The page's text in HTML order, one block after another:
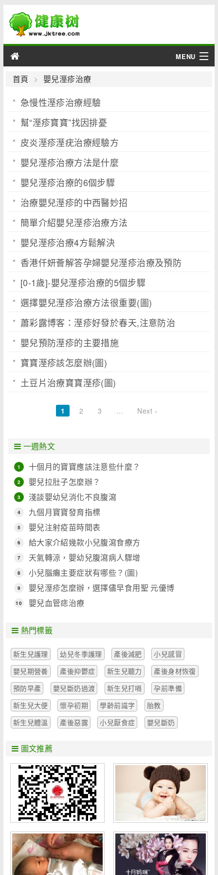
MENU
男性
女性
育兒
老人
疾病
首頁 嬰兒溼疹治療
急慢性溼疹治療經驗
幫“溼疹寶寶”找因排憂
皮炎溼疹溼疣治療經驗方
嬰兒溼疹治療方法是什麼
嬰兒溼疹治療的6個步驟
治療嬰兒溼疹的中西醫妙招
簡單介紹嬰兒溼疹治療方法
嬰兒溼疹治療4方鬆解決
香港仟妍薈解答孕婦嬰兒溼疹治療及預防
[0-1歲]-嬰兒溼疹治療的5個步驟
選擇嬰兒溼疹治療方法很重要(圖)
蕭彩露博客：溼疹好發於春天,注意防治
嬰兒預防溼疹的主要措施
寶寶溼疹該怎麼辦(圖)
土豆片治療寶寶溼疹(圖)
1 2 3 … Next ›
一週熱文
1 十個月的寶寶應該注意些什麼？
2 嬰兒拉肚子怎麼辦？
3 淺談嬰幼兒消化不良腹瀉
4 九個月寶寶發育指標
5 嬰兒注射疫苗時間表
6 給大家介紹幾款小兒腹瀉食療方
7 天氣轉涼，嬰幼兒腹瀉病人驟增
8 小兒腦癱主要症狀有哪些？(圖)
9 嬰兒溼疹怎麼辦，選擇儘早食用聖 元優博
10 嬰兒血管痣治療
熱門標籤
新生兒護理 幼兒冬季護理 產後減肥
小兒感冒
嬰兒期營養
產後抑鬱症 新生兒聽力
產後身材恢復
預防早產
嬰兒斷奶過渡 新生兒打嗝
孕前準備
新生兒大便
懷孕初期 學齡前識字
胎教
新生兒體溫
產後惡露 小兒厭食症 嬰兒斷奶
圖文推薦